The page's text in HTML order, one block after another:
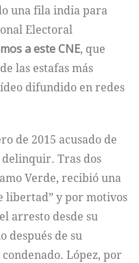
una fila india para
Electoral
a este CNE, que
las estafas más
difundido en redes
de 2015 acusado de
Tras dos
Verde, recibió una
libertad” y por motivos
arresto desde su
después de su
López, por